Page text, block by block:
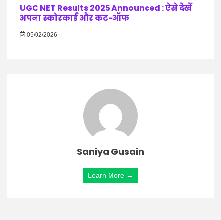
UGC NET Results 2025 Announced : ऐसे देखें
अपना स्कोरकार्ड और कट-ऑफ
05/02/2026
Saniya Gusain
Learn More →